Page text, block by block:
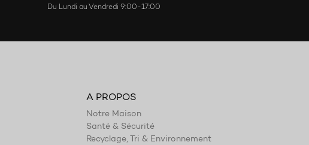
Du Lundi au Vendredi 9:00-17:00
A PROPOS
Notre Maison
Santé & Sécurité
Recyclage, Tri & Environnement